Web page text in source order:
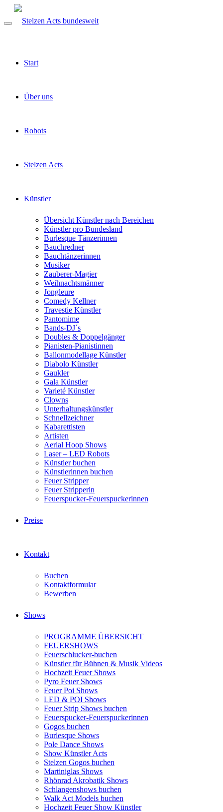
Start
Über uns
Robots
Stelzen Acts
Künstler
Übersicht Künstler nach Bereichen
Künstler pro Bundesland
Burlesque Tänzerinnen
Bauchredner
Bauchtänzerinnen
Musiker
Zauberer-Magier
Weihnachtsmänner
Jongleure
Comedy Kellner
Travestie Künstler
Pantomime
Bands-DJ´s
Doubles & Doppelgänger
Pianisten-Pianistinnen
Ballonmodellage Künstler
Diabolo Künstler
Gaukler
Gala Künstler
Varieté Künstler
Clowns
Unterhaltungskünstler
Schnellzeichner
Kabarettisten
Artisten
Aerial Hoop Shows
Laser – LED Robots
Künstler buchen
Künstlerinnen buchen
Feuer Stripper
Feuer Stripperin
Feuerspucker-Feuerspuckerinnen
Preise
Kontakt
Buchen
Kontaktformular
Bewerben
Shows
PROGRAMME ÜBERSICHT
FEUERSHOWS
Feuerschlucker-buchen
Künstler für Bühnen & Musik Videos
Hochzeit Feuer Shows
Pyro Feuer Shows
Feuer Poi Shows
LED & POI Shows
Feuer Strip Shows buchen
Feuerspucker-Feuerspuckerinnen
Gogos buchen
Burlesque Shows
Pole Dance Shows
Show Künstler Acts
Stelzen Gogos buchen
Martiniglas Shows
Rhönrad Akrobatik Shows
Schlangenshows buchen
Walk Act Models buchen
Hochzeit Feuer Show Künstler